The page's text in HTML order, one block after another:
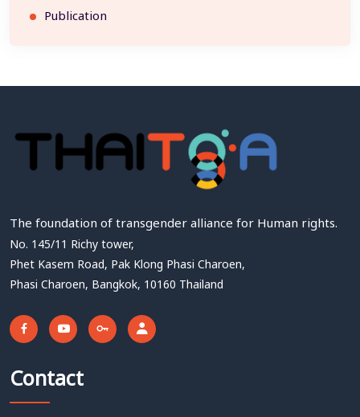
Publication
The foundation of transgender alliance for Human rights.
No. 145/11 Richy tower,
Phet Kasem Road, Pak Klong Phasi Charoen,
Phasi Charoen, Bangkok, 10160 Thailand
Contact